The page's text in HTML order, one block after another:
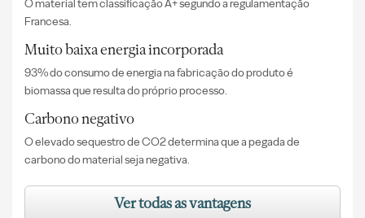
O material tem classificação A+ segundo a regulamentação
Francesa.
Muito baixa energia incorporada
93% do consumo de energia na fabricação do produto é
biomassa que resulta do próprio processo.
Carbono negativo
O elevado sequestro de CO2 determina que a pegada de
carbono do material seja negativa.
Ver todas as vantagens